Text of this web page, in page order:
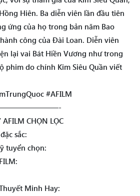
Hiên. Ba diễn viên lần đầu tiên
ứng của họ trong bản năm Bao
công của Đài Loan. Diễn viên
lại vai Bát Hiền Vương như trong
phim do chính Kim Siêu Quần viết
#AFILM
CHỌN LỌC
sắc:
tuyển chọn:
Minh Hay: